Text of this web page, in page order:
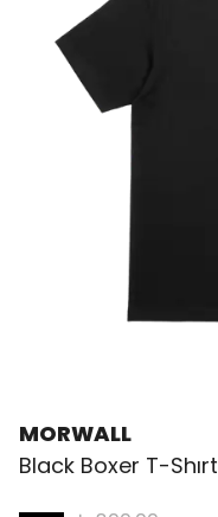
MORWALL
Black Boxer T-Shırt